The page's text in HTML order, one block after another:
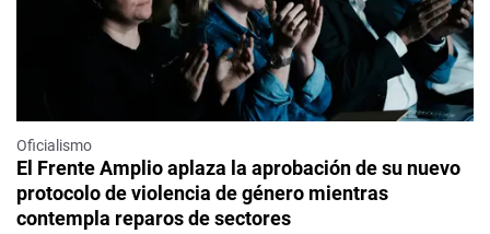
Oficialismo
El Frente Amplio aplaza la aprobación de su nuevo
protocolo de violencia de género mientras
contempla reparos de sectores